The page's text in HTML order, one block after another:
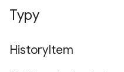
Typy
HistoryItem